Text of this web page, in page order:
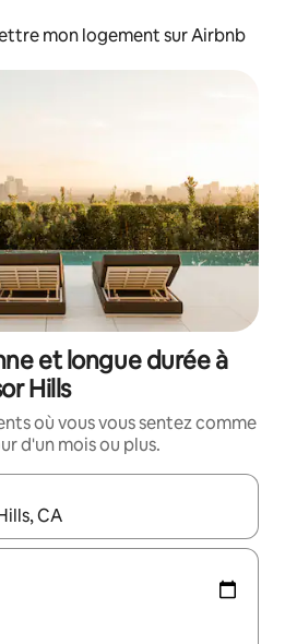
mon logement sur Airbnb
et longue durée à
Hills
où vous vous sentez comme
d'un mois ou plus.
utilisez les flèches vers le